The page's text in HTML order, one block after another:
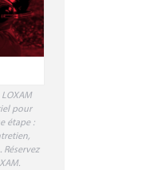
pour
étape :